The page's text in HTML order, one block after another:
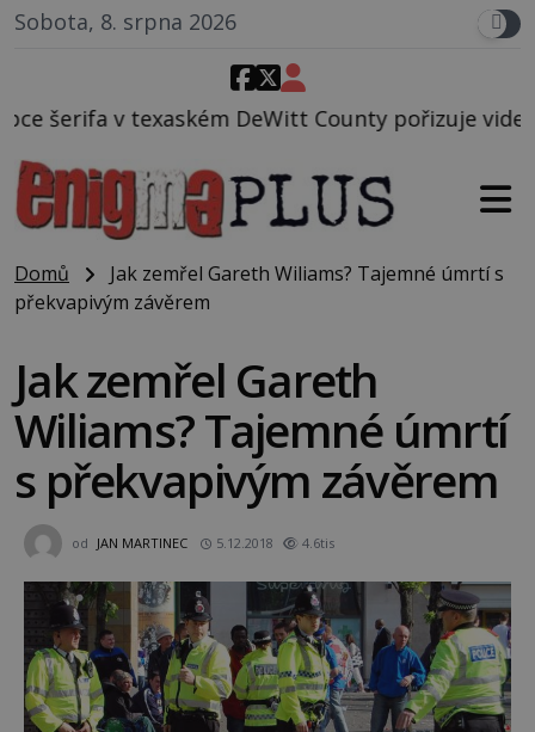
Sobota, 8. srpna 2026
County pořizuje video, na kterém před
Domů
Jak zemřel Gareth Wiliams? Tajemné úmrtí s
překvapivým závěrem
Jak zemřel Gareth
Wiliams? Tajemné úmrtí
s překvapivým závěrem
od JAN MARTINEC 5.12.2018 4.6tis